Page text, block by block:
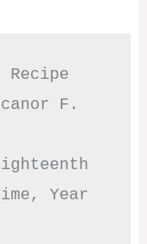
Recipe
F.
Year